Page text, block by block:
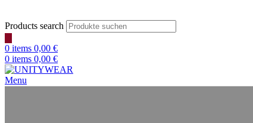
Products search
0 items 0,00 €
0 items 0,00 €
Menu